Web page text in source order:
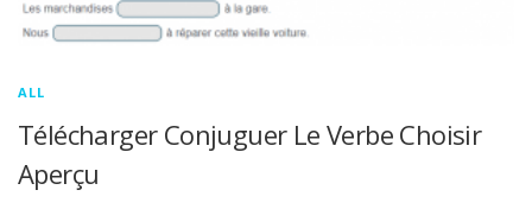
ALL
Télécharger Conjuguer Le Verbe Choisir
Aperçu